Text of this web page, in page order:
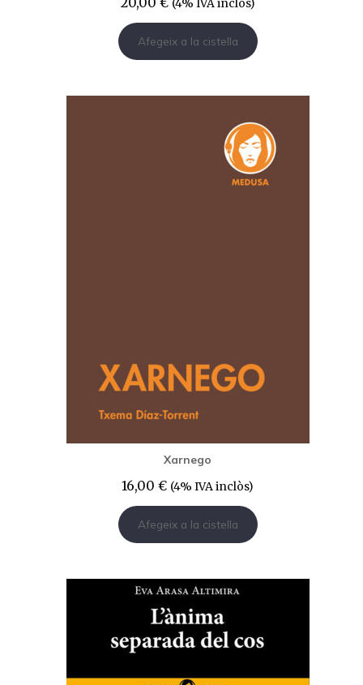
(4% IVA inclòs)
Afegeix a la cistella
Xarnego
16,00 € (4% IVA inclòs)
Afegeix a la cistella